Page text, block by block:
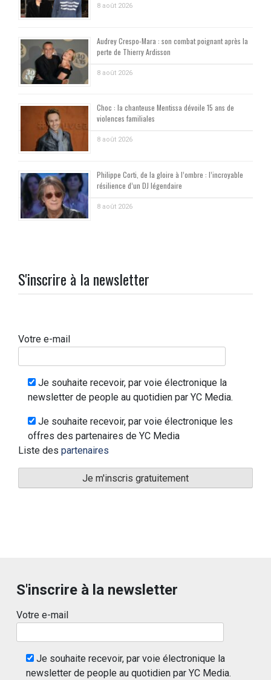
8 août 2026
Audrey Crespo-Mara : son combat poignant après la
perte de Thierry Ardisson
8 août 2026
Choc : la chanteuse Mentissa dévoile 15 ans de
violences familiales
8 août 2026
Philippe Corti, de la gloire à l’ombre : l’incroyable
résilience d’un DJ légendaire
8 août 2026
S'inscrire à la newsletter
Votre e-mail
Je souhaite recevoir, par voie électronique la
newsletter de people au quotidien par YC Media.
Je souhaite recevoir, par voie électronique les
offres des partenaires de YC Media
Liste des partenaires
S'inscrire à la newsletter
Votre e-mail
Je souhaite recevoir, par voie électronique la
newsletter de people au quotidien par YC Media.